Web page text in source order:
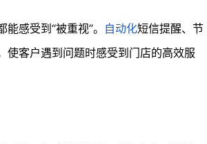
感受到“被重视”。 自动化短信提醒、节
使客户遇到问题时感受到门店的高效服